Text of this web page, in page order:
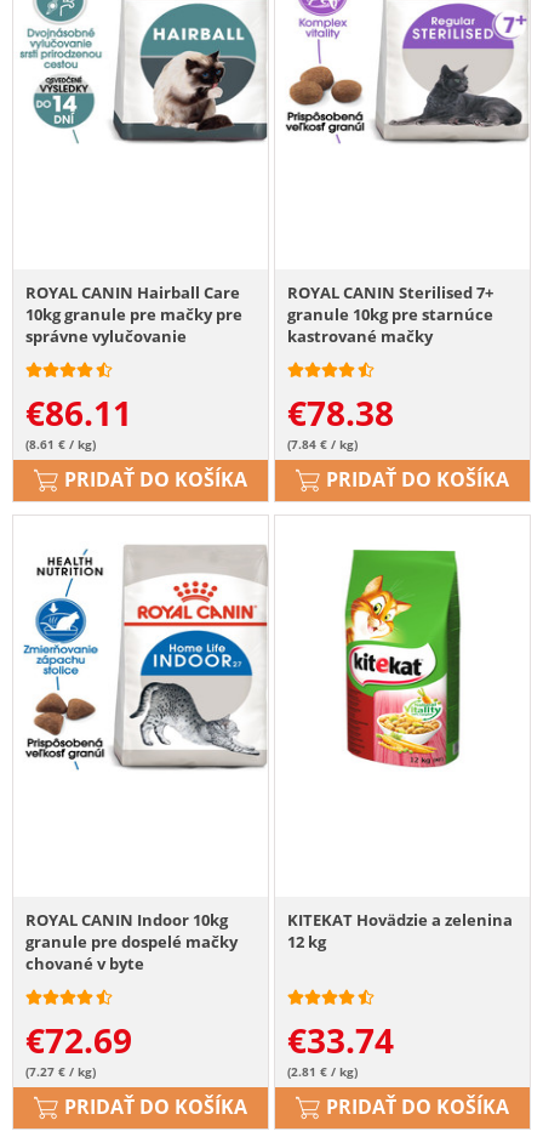
ROYAL CANIN Hairball Care
10kg granule pre mačky pre
správne vylučovanie
€86.11
(8.61 € / kg)
PRIDAŤ DO KOŠÍKA
ROYAL CANIN Sterilised 7+
granule 10kg pre starnúce
kastrované mačky
€78.38
(7.84 € / kg)
PRIDAŤ DO KOŠÍKA
ROYAL CANIN Indoor 10kg
granule pre dospelé mačky
chované v byte
€72.69
(7.27 € / kg)
PRIDAŤ DO KOŠÍKA
KITEKAT Hovädzie a zelenina
12 kg
€33.74
(2.81 € / kg)
PRIDAŤ DO KOŠÍKA